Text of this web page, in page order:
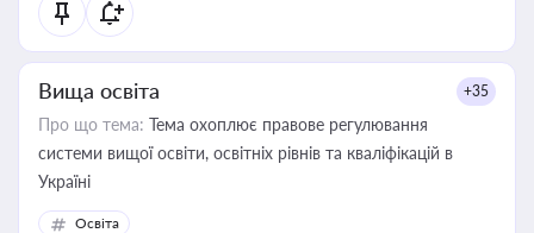
Вища освіта +35
Про що тема: Тема охоплює правове регулювання
системи вищої освіти, освітніх рівнів та кваліфікацій в
Україні
Освіта